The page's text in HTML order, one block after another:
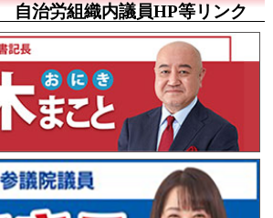
自治労組織内議員HP等リンク